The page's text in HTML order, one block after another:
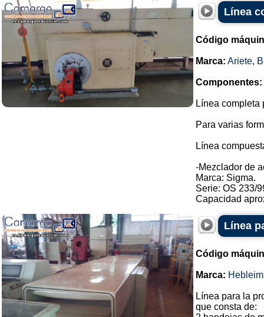
Línea
Código
Marca: Ariete,
Componentes:
Línea completa
Para varias
Línea
-Mezclador de
Marca: Sigma.
Serie: OS 233/
Capacidad
Línea
Código
Marca:
Línea para la
que consta de: